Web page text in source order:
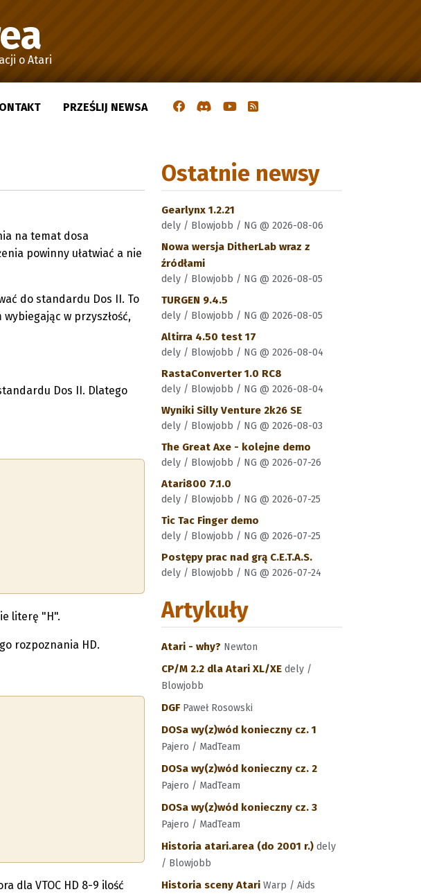
o Atari
PRZEŚLIJ NEWSA
na temat dosa
powinny ułatwiać a nie
do standardu Dos II. To
w przyszłość,
Dos II. Dlatego
literę "H".
rozpoznania HD.
dla VTOC HD 8-9 ilość
Ostatnie newsy
Gearlynx 1.2.21
dely / Blowjobb / NG @ 2026-08-06
Nowa wersja DitherLab wraz z
źródłami
dely / Blowjobb / NG @ 2026-08-05
TURGEN 9.4.5
dely / Blowjobb / NG @ 2026-08-05
Altirra 4.50 test 17
dely / Blowjobb / NG @ 2026-08-04
RastaConverter 1.0 RC8
dely / Blowjobb / NG @ 2026-08-04
Wyniki Silly Venture 2k26 SE
dely / Blowjobb / NG @ 2026-08-03
The Great Axe - kolejne demo
dely / Blowjobb / NG @ 2026-07-26
Atari800 7.1.0
dely / Blowjobb / NG @ 2026-07-25
Tic Tac Finger demo
dely / Blowjobb / NG @ 2026-07-25
Postępy prac nad grą C.E.T.A.S.
dely / Blowjobb / NG @ 2026-07-24
Artykuły
Atari - why? Newton
CP/M 2.2 dla Atari XL/XE dely /
Blowjobb
DGF Paweł Rosowski
DOSa wy(z)wód konieczny cz. 1
Pajero / MadTeam
DOSa wy(z)wód konieczny cz. 2
Pajero / MadTeam
DOSa wy(z)wód konieczny cz. 3
Pajero / MadTeam
Historia atari.area (do 2001 r.) dely
/ Blowjobb
Historia sceny Atari Warp / Aids